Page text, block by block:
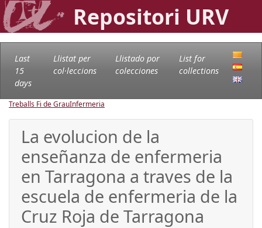
Repositori URV
Last
15
days
Llistat per
col·leccions
Llistado por
colecciones
List for
collections
Treballs Fi de GrauInfermeria
La evolucion de la
enseñanza de enfermeria
en Tarragona a traves de la
escuela de enfermeria de la
Cruz Roja de Tarragona